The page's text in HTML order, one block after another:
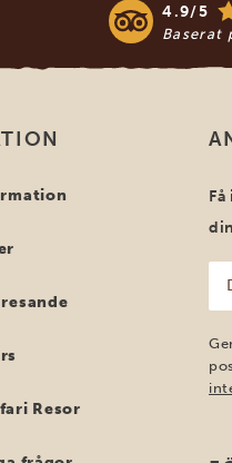
4.9/5
Baserat
Resor